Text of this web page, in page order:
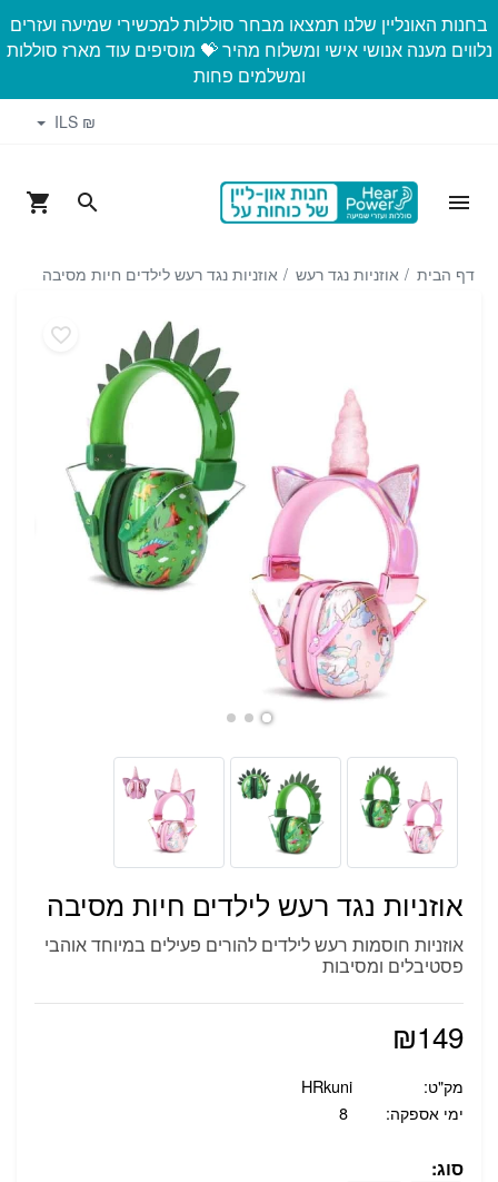
בחנות האונליין שלנו תמצאו מבחר סוללות למכשירי שמיעה ועזרים
נלווים מענה אנושי אישי ומשלוח מהיר 💝 מוסיפים עוד מארז סוללות
ומשלמים פחות
₪ ILS
דף הבית אוזניות נגד רעש אוזניות נגד רעש לילדים חיות מסיבה
אוזניות נגד רעש לילדים חיות מסיבה
אוזניות חוסמות רעש לילדים להורים פעילים במיוחד אוהבי
פסטיבלים ומסיבות
₪149
מק"ט:
HRkuni
ימי אספקה:
סוג: